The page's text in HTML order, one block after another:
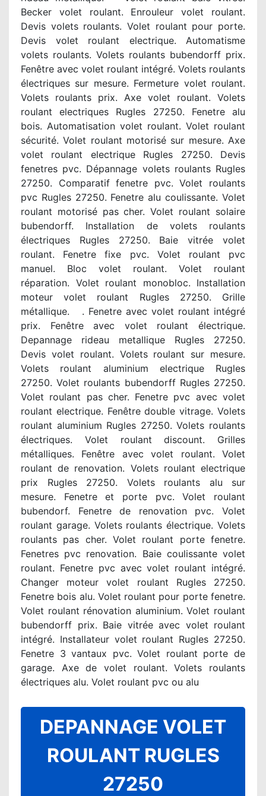
Becker volet roulant. Enrouleur volet roulant.
Devis volets roulants. Volet roulant pour porte.
Devis volet roulant electrique. Automatisme
volets roulants. Volets roulants bubendorff prix.
Fenêtre avec volet roulant intégré. Volets roulants
électriques sur mesure. Fermeture volet roulant.
Volets roulants prix. Axe volet roulant. Volets
roulant electriques Rugles 27250. Fenetre alu
bois. Automatisation volet roulant. Volet roulant
sécurité. Volet roulant motorisé sur mesure. Axe
volet roulant electrique Rugles 27250. Devis
fenetres pvc. Dépannage volets roulants Rugles
27250. Comparatif fenetre pvc. Volet roulants
pvc Rugles 27250. Fenetre alu coulissante. Volet
roulant motorisé pas cher. Volet roulant solaire
bubendorff. Installation de volets roulants
électriques Rugles 27250. Baie vitrée volet
roulant. Fenetre fixe pvc. Volet roulant pvc
manuel. Bloc volet roulant. Volet roulant
réparation. Volet roulant monobloc. Installation
moteur volet roulant Rugles 27250. Grille
métallique. . Fenetre avec volet roulant intégré
prix. Fenêtre avec volet roulant électrique.
Depannage rideau metallique Rugles 27250.
Devis volet roulant. Volets roulant sur mesure.
Volets roulant aluminium electrique Rugles
27250. Volet roulants bubendorff Rugles 27250.
Volet roulant pas cher. Fenetre pvc avec volet
roulant electrique. Fenêtre double vitrage. Volets
roulant aluminium Rugles 27250. Volets roulants
électriques. Volet roulant discount. Grilles
métalliques. Fenêtre avec volet roulant. Volet
roulant de renovation. Volets roulant electrique
prix Rugles 27250. Volets roulants alu sur
mesure. Fenetre et porte pvc. Volet roulant
bubendorf. Fenetre de renovation pvc. Volet
roulant garage. Volets roulants électrique. Volets
roulants pas cher. Volet roulant porte fenetre.
Fenetres pvc renovation. Baie coulissante volet
roulant. Fenetre pvc avec volet roulant intégré.
Changer moteur volet roulant Rugles 27250.
Fenetre bois alu. Volet roulant pour porte fenetre.
Volet roulant rénovation aluminium. Volet roulant
bubendorff prix. Baie vitrée avec volet roulant
intégré. Installateur volet roulant Rugles 27250.
Fenetre 3 vantaux pvc. Volet roulant porte de
garage. Axe de volet roulant. Volets roulants
électriques alu. Volet roulant pvc ou alu
DEPANNAGE VOLET
ROULANT RUGLES
27250